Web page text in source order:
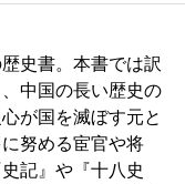
史書。本書では訳
中国の長い歴史の
が国を滅ぼす元と
努める宦官や将
記』や『十八史